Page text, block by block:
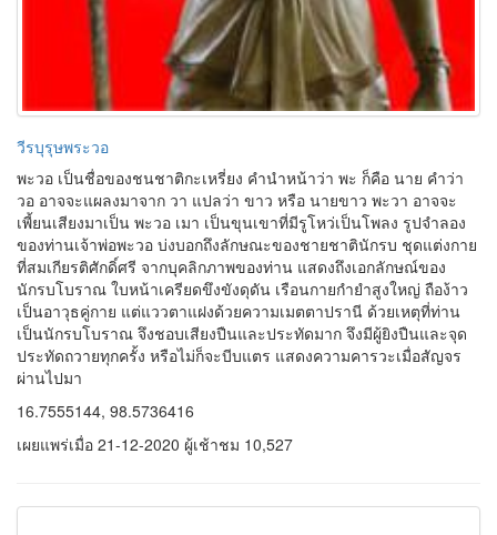
พะวอ เป็นชื่อของชนชาติกะเหรี่ยง คำนำหน้าว่า พะ ก็คือ นาย คำว่า
วอ อาจจะแผลงมาจาก วา แปลว่า ขาว หรือ นายขาว พะวา อาจจะ
เพี้ยนเสียงมาเป็น พะวอ เมา เป็นขุนเขาที่มีรูโหว่เป็นโพลง รูปจำลอง
ของท่านเจ้าพ่อพะวอ บ่งบอกถึงลักษณะของชายชาตินักรบ ชุดแต่งกาย
ที่สมเกียรติศักดิ์ศรี จากบุคลิกภาพของท่าน แสดงถึงเอกลักษณ์ของ
นักรบโบราณ ใบหน้าเครียดขึงขังดุดัน เรือนกายกำยำสูงใหญ่ ถือง้าว
เป็นอาวุธคู่กาย แต่แววตาแฝงด้วยความเมตตาปรานี ด้วยเหตุที่ท่าน
เป็นนักรบโบราณ จึงชอบเสียงปืนและประทัดมาก จึงมีผู้ยิงปืนและจุด
ประทัดถวายทุกครั้ง หรือไม่ก็จะบีบแตร แสดงความคารวะเมื่อสัญจร
ผ่านไปมา